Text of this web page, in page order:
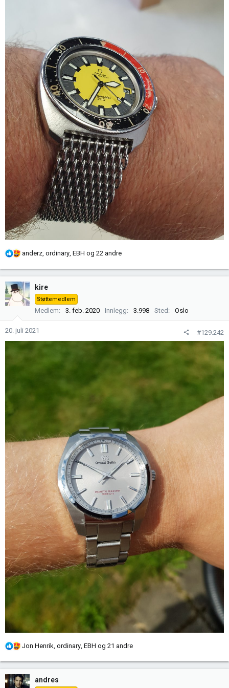
R
k
s
j
e
r
anderz ordinary EBH og 22 andre
kire
Støttemedlem
Medlem 3. feb. 2020 Innlegg 3.998 Sted Oslo
20. juli 2021 #129.242
R
k
s
Jon Henrik, ordinary, EBH og 21 andre
andres